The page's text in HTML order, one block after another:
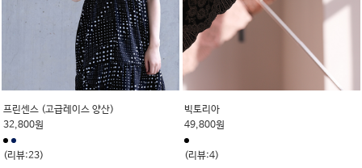
프린센스 (고급레이스 양산)
32,800원
(리뷰:23)
빅토리아
49,800원
(리뷰:4)